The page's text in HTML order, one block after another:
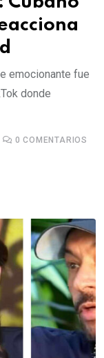
emocionante fue
donde
0 COMENTARIOS